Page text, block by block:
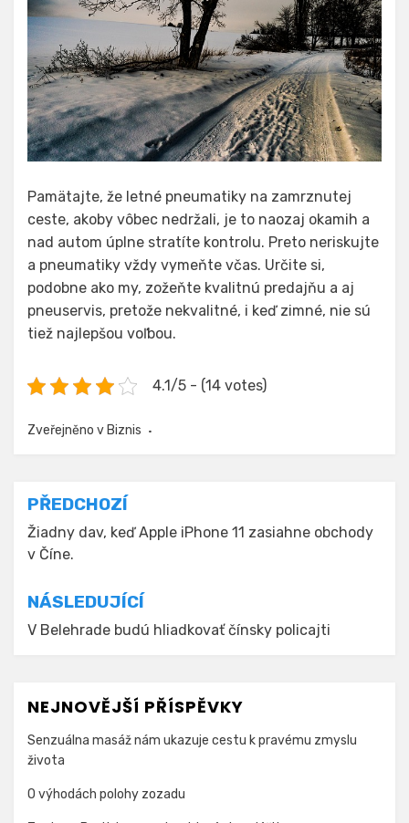
Pamätajte, že letné pneumatiky na zamrznutej
ceste, akoby vôbec nedržali, je to naozaj okamih a
nad autom úplne stratíte kontrolu. Preto neriskujte
a pneumatiky vždy vymeňte včas. Určite si,
podobne ako my, zožeňte kvalitnú predajňu a aj
pneuservis, pretože nekvalitné, i keď zimné, nie sú
tiež najlepšou voľbou.
4.1/5 - (14 votes)
Zveřejněno v Biznis
Navigace
pro
příspěvek
PŘEDCHOZÍ
Žiadny dav, keď Apple iPhone 11 zasiahne obchody
v Číne.
NÁSLEDUJÍCÍ
V Belehrade budú hliadkovať čínsky policajti
NEJNOVĚJŠÍ PŘÍSPĚVKY
Senzuálna masáž nám ukazuje cestu k pravému zmyslu
života
O výhodách polohy zozadu